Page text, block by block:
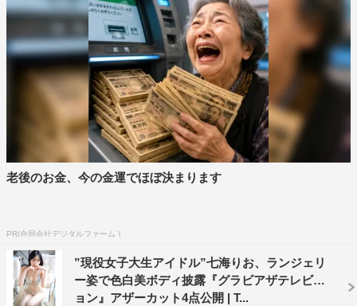
老後のお金、今の金運でほぼ決まります
PR(合同会社デジタルファーム )
”現役女子大生アイドル”七海りお、ランジェリ
ー姿で色白美ボディ披露『グラビアザテレビジ
ョン』アザーカット4点公開 | T...